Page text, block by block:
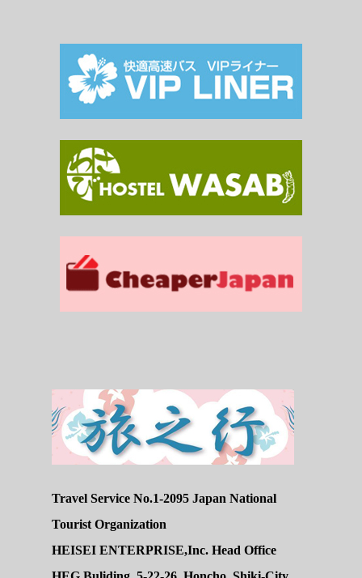
Travel Service No.1-2095 Japan National
Tourist Organization
HEISEI ENTERPRISE,Inc. Head Office